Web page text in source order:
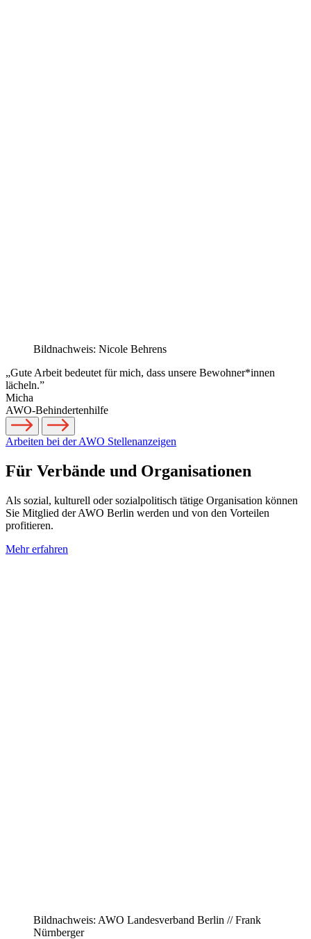
Bildnachweis: Nicole Behrens
„Gute Arbeit bedeutet für mich, dass unsere Bewohner*innen
lächeln.”
Micha
AWO-Behindertenhilfe
Arbeiten bei der AWO Stellenanzeigen
Für Verbände und Organisationen
Als sozial, kulturell oder sozialpolitisch tätige Organisation können
Sie Mitglied der AWO Berlin werden und von den Vorteilen
profitieren.
Mehr erfahren
Bildnachweis: AWO Landesverband Berlin // Frank
Nürnberger